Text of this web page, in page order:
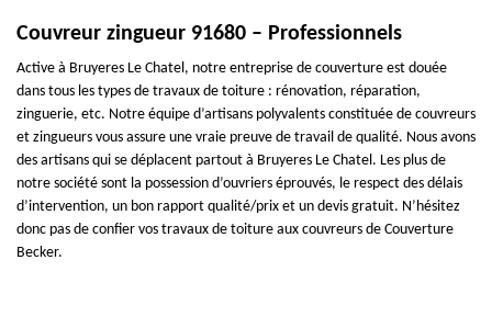
Couvreur zingueur 91680 – Professionnels
Active à Bruyeres Le Chatel, notre entreprise de couverture est douée
dans tous les types de travaux de toiture : rénovation, réparation,
zinguerie, etc. Notre équipe d’artisans polyvalents constituée de couvreurs
et zingueurs vous assure une vraie preuve de travail de qualité. Nous avons
des artisans qui se déplacent partout à Bruyeres Le Chatel. Les plus de
notre société sont la possession d’ouvriers éprouvés, le respect des délais
d’intervention, un bon rapport qualité/prix et un devis gratuit. N’hésitez
donc pas de confier vos travaux de toiture aux couvreurs de Couverture
Becker.